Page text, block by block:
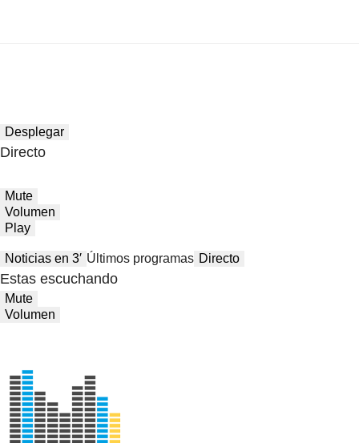
Desplegar
Directo
Mute
Volumen
Play
Noticias en 3′ Últimos programas Directo
Estas escuchando
Mute
Volumen